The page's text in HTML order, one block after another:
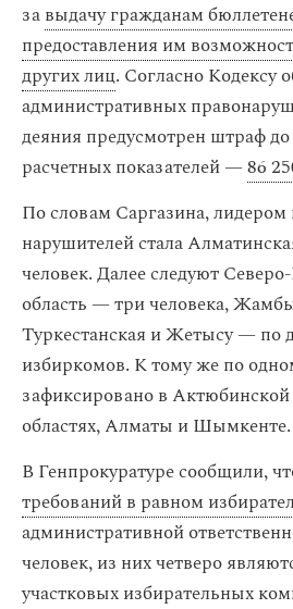
завыдачу гражданам
предоставления им
других лиц. Согласно Кодексу
административных
деяния предусмотрен штраф
расчетных показателей —86
По словам Саргазина, лидером
нарушителей стала
человек. Далее следуют
область — три человека,
Туркестанская и Жетысу — по
избиркомов. К тому же по
зафиксировано в
областях, Алматы и Шымкенте.
В Генпрокуратуре сообщили,
требований в равном
административной
человек, из них четверо
участковых избирательных